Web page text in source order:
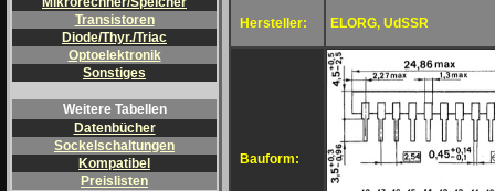
Transistoren
Diode/Thyr./Triac
Optoelektronik
Sonstiges
Weitere Tabellen
Datenbücher
Sockelschaltungen
Kompatibel
Preislisten
Hersteller: ELORG, UdSSR
Bauform: